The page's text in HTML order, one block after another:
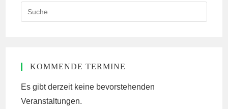
this
KOMMENDE TERMINE
Es gibt derzeit keine bevorstehenden
Veranstaltungen.